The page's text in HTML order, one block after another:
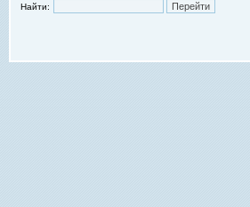
Найти: